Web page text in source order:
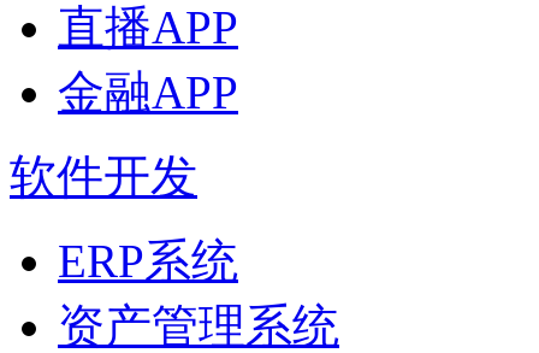
直播APP
金融APP
软件开发
ERP系统
资产管理系统